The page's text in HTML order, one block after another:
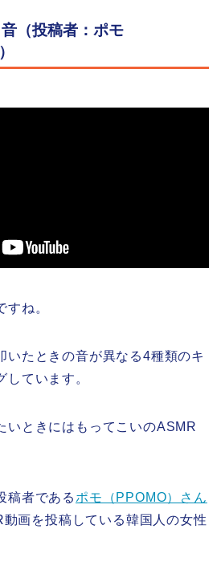
（投稿者：ポモ
すね。
いたときの音が異なる4種類のキ
しています。
いときにはもってこいのASMR
稿者である ポモ（PPOMO）さん
画を投稿している韓国人の女性